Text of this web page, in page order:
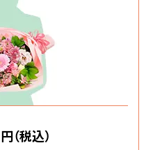
円（税込）